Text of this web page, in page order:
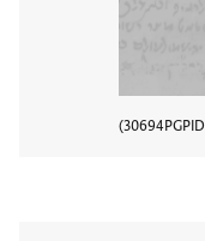
PGPID
30694